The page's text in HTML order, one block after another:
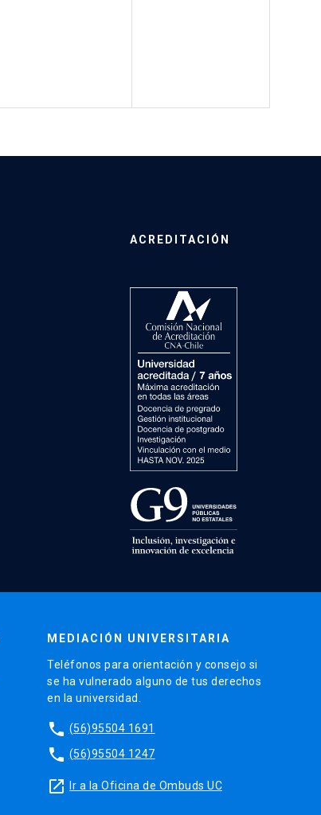
ACREDITACIÓN
MEDIACIÓN UNIVERSITARIA
Teléfonos para orientación y consejo si
se ha vulnerado alguno de tus derechos
en la universidad.
phone (56)95504 1691
phone (56)95504 1247
launch Ir a la Oficina de Ombuds UC